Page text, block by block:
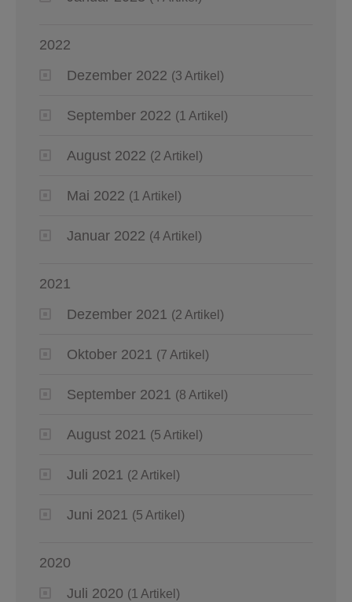
2022
Dezember 2022 (3 Artikel)
September 2022 (1 Artikel)
August 2022 (2 Artikel)
Mai 2022 (1 Artikel)
Januar 2022 (4 Artikel)
2021
Dezember 2021 (2 Artikel)
Oktober 2021 (7 Artikel)
September 2021 (8 Artikel)
August 2021 (5 Artikel)
Juli 2021 (2 Artikel)
Juni 2021 (5 Artikel)
2020
Juli 2020 (1 Artikel)